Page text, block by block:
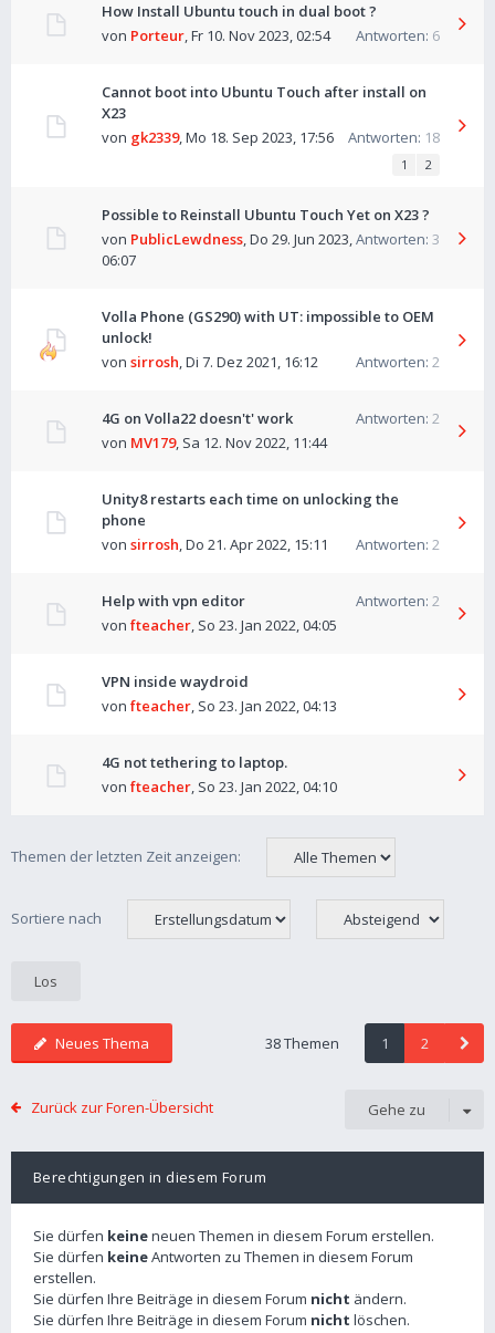
How Install Ubuntu touch in dual boot ?
Antworten: 6
von Porteur,Fr 10. Nov 2023, 02:54
Cannot boot into Ubuntu Touch after install on
X23
Antworten: 18
von gk2339,Mo 18. Sep 2023, 17:56
1 2
Possible to Reinstall Ubuntu Touch Yet on X23 ?
Antworten: 3
von PublicLewdness,Do 29. Jun 2023,
06:07
Volla Phone (GS290) with UT: impossible to OEM
unlock!
Antworten: 2
von sirrosh,Di 7. Dez 2021, 16:12
4G on Volla22 doesn't' work Antworten: 2
von MV179, Sa 12. Nov 2022, 11:44
Unity8 restarts each time on unlocking the
phone
Antworten: 2
von sirrosh,Do 21. Apr 2022, 15:11
Help with vpn editor Antworten: 2
von fteacher, So 23. Jan 2022, 04:05
VPN inside waydroid
von fteacher, So 23. Jan 2022, 04:13
4G not tethering to laptop.
von fteacher, So 23. Jan 2022, 04:10
Themen der letzten Zeit anzeigen:
Sortiere nach
Neues Thema 38 Themen 1 2
Zurück zur Foren-Übersicht Gehe zu
Berechtigungen in diesem Forum
Sie dürfen keineneuen Themen in diesem Forum erstellen.
Sie dürfen keineAntworten zu Themen in diesem Forum
erstellen.
Sie dürfen Ihre Beiträge in diesem Forum nicht ändern.
Sie dürfen Ihre Beiträge in diesem Forum nicht löschen.